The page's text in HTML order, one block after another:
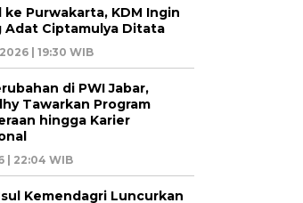
ke Purwakarta, KDM Ingin
Adat Ciptamulya Ditata
| 19:30 WIB
di PWI Jabar,
Tawarkan Program
hingga Karier
| 22:04 WIB
Kemendagri Luncurkan